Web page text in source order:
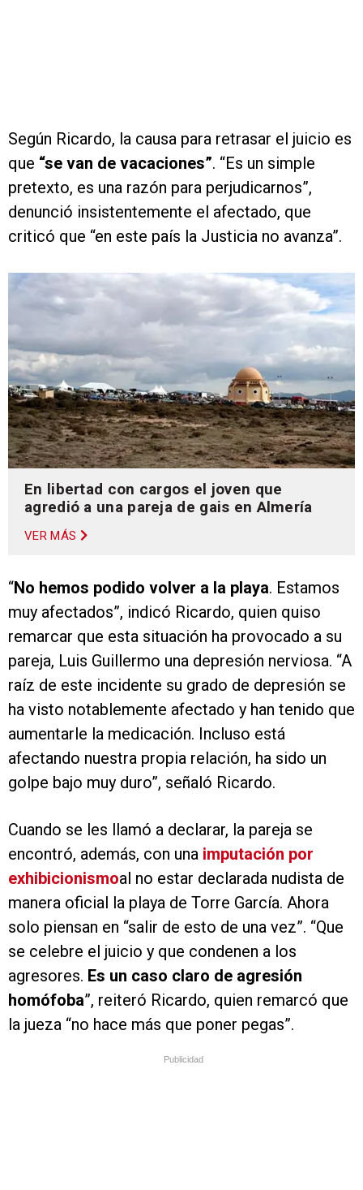
Según Ricardo, la causa para retrasar el juicio es
que “se van de vacaciones”. “Es un simple
pretexto, es una razón para perjudicarnos”,
denunció insistentemente el afectado, que
criticó que “en este país la Justicia no avanza”.
En libertad con cargos el joven que
agredió a una pareja de gais en Almería
VER MÁS
“No hemos podido volver a la playa. Estamos
muy afectados”, indicó Ricardo, quien quiso
remarcar que esta situación ha provocado a su
pareja, Luis Guillermo una depresión nerviosa. “A
raíz de este incidente su grado de depresión se
ha visto notablemente afectado y han tenido que
aumentarle la medicación. Incluso está
afectando nuestra propia relación, ha sido un
golpe bajo muy duro”, señaló Ricardo.
Cuando se les llamó a declarar, la pareja se
encontró, además, con una imputación por
exhibicionismoal no estar declarada nudista de
manera oficial la playa de Torre García. Ahora
solo piensan en “salir de esto de una vez”. “Que
se celebre el juicio y que condenen a los
agresores. Es un caso claro de agresión
homófoba”, reiteró Ricardo, quien remarcó que
la jueza “no hace más que poner pegas”.
Publicidad